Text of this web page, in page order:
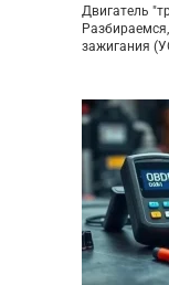
Двигатель
зажигания